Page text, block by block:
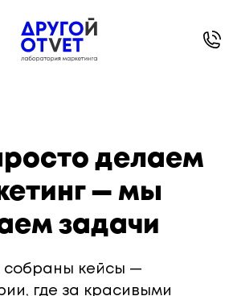
делаем
— мы
задачи
собраны кейсы —
где за красивыми